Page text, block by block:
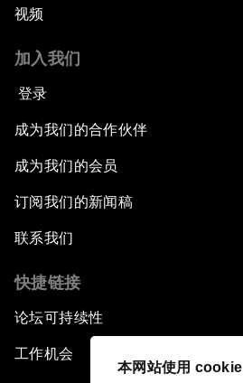
本网站使用 cookie
视频
加入我们
登录
成为我们的合作伙伴
成为我们的会员
订阅我们的新闻稿
联系我们
快捷链接
论坛可持续性
工作机会